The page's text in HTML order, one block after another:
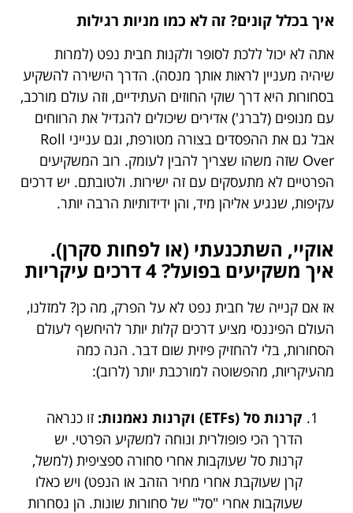
איך בכלל קונים? זה לא כמו מניות רגילות
אתה לא יכול ללכת לסופר ולקנות חבית נפט (למרות
שיהיה מעניין לראות אותך מנסה). הדרך הישירה להשקיע
בסחורות היא דרך שוקי החוזים העתידיים, וזה עולם מורכב,
עם מנופים (לברג') אדירים שיכולים להגדיל את הרווחים
אבל גם את ההפסדים בצורה מטורפת, וגם ענייני Roll
Over שזה משהו שצריך להבין לעומק. רוב המשקיעים
הפרטיים לא מתעסקים עם זה ישירות. ולטובתם. יש דרכים
עקיפות, שנגיע אליהן מיד, והן ידידותיות הרבה יותר.
אוקיי, השתכנעתי (או לפחות סקרן).
איך משקיעים בפועל? 4 דרכים עיקריות
אז אם קנייה של חבית נפט לא על הפרק, מה כן? למזלנו,
העולם הפיננסי מציע דרכים קלות יותר להיחשף לעולם
הסחורות, בלי להחזיק פיזית שום דבר. הנה כמה
מהעיקריות, מהפשוטה למורכבת יותר (לרוב):
קרנות סל (ETFs) וקרנות נאמנות:
זו כנראה
הדרך הכי פופולרית ונוחה למשקיע הפרטי. יש
קרנות סל שעוקבות אחרי סחורה ספציפית (למשל,
קרן שעוקבת אחרי מחיר הזהב או הנפט) ויש כאלו
שעוקבות אחרי "סל" של סחורות שונות. הן נסחרות